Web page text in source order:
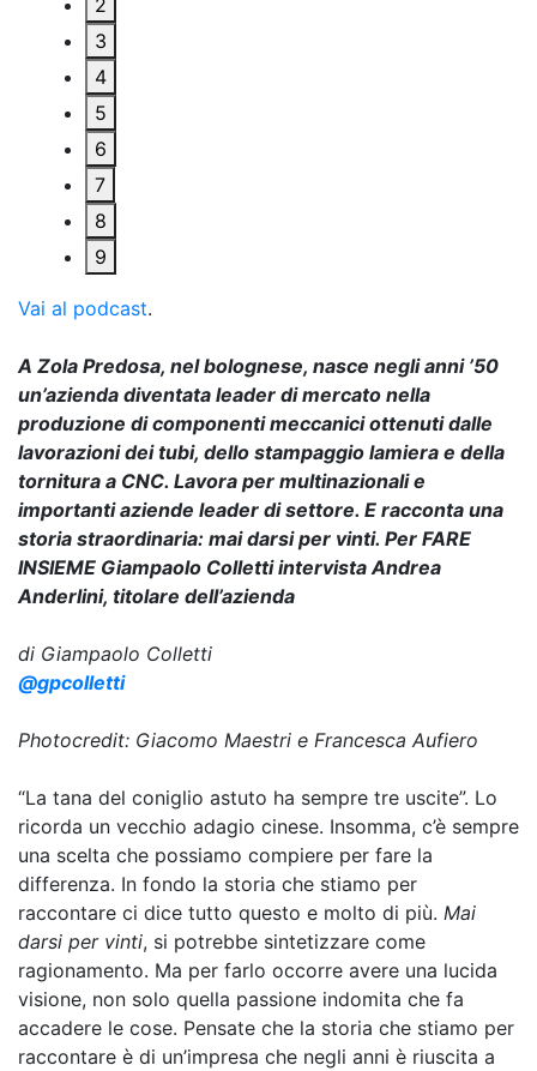
2
3
4
5
6
7
8
9
Vai al podcast.
A Zola Predosa, nel bolognese, nasce negli anni ’50
un’azienda diventata leader di mercato nella
produzione di componenti meccanici ottenuti dalle
lavorazioni dei tubi, dello stampaggio lamiera e della
tornitura a CNC. Lavora per multinazionali e
importanti aziende leader di settore. E racconta una
storia straordinaria: mai darsi per vinti. Per FARE
INSIEME Giampaolo Colletti intervista Andrea
Anderlini, titolare dell’azienda
di Giampaolo Colletti
@gpcolletti
Photocredit: Giacomo Maestri e Francesca Aufiero
“La tana del coniglio astuto ha sempre tre uscite”. Lo
ricorda un vecchio adagio cinese. Insomma, c’è sempre
una scelta che possiamo compiere per fare la
differenza. In fondo la storia che stiamo per
raccontare ci dice tutto questo e molto di più. Mai
darsi per vinti, si potrebbe sintetizzare come
ragionamento. Ma per farlo occorre avere una lucida
visione, non solo quella passione indomita che fa
accadere le cose. Pensate che la storia che stiamo per
raccontare è di un’impresa che negli anni è riuscita a